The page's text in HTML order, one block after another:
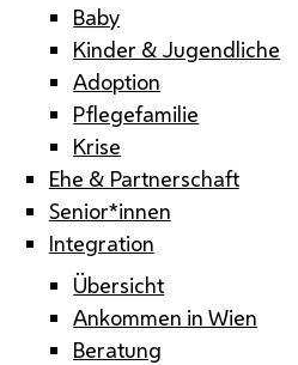
Baby
Kinder & Jugendliche
Adoption
Pflegefamilie
Krise
Ehe & Partnerschaft
Senior*innen
Integration
Übersicht
Ankommen in Wien
Beratung